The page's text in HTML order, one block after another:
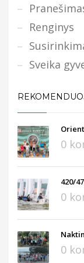
Renginys
Sveika
0
420/
0
0